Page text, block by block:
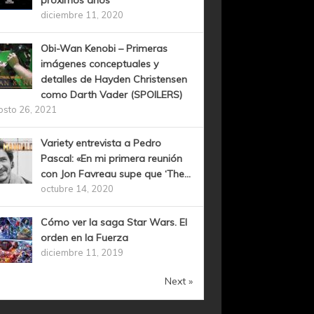
diciembre 11, 2020
Obi-Wan Kenobi – Primeras
imágenes conceptuales y
detalles de Hayden Christensen
como Darth Vader (SPOILERS)
26, 2021
Variety entrevista a Pedro
Pascal: «En mi primera reunión
con Jon Favreau supe que ‘The...
octubre 14, 2020
Cómo ver la saga Star Wars. El
orden en la Fuerza
diciembre 11, 2019
Next »